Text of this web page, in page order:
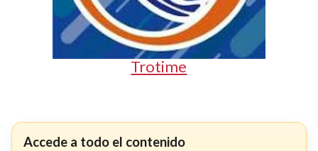
Trotime
Accede a todo el contenido